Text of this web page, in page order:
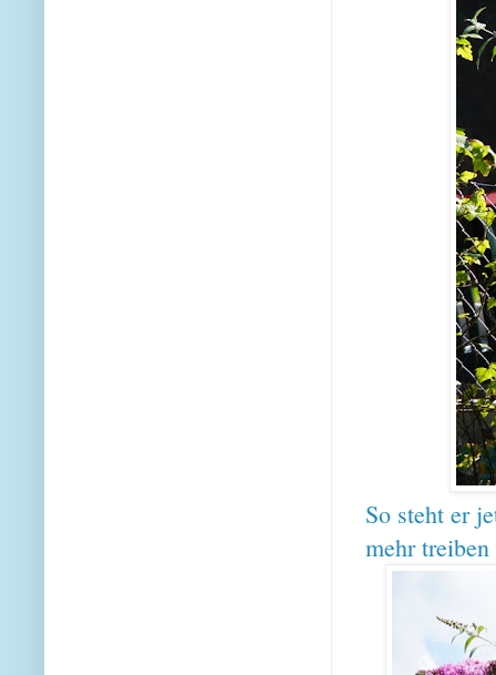
So steht er
mehr